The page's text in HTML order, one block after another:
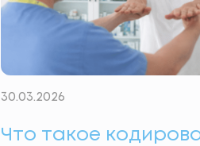
30.03.2026
Что такое